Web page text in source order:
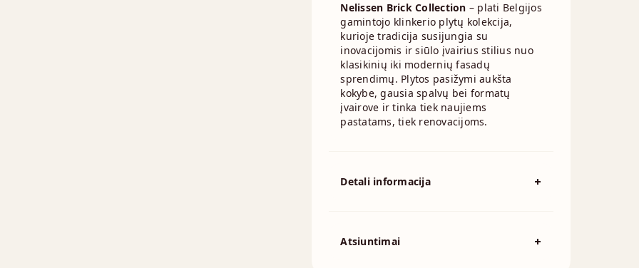
Nelissen Brick Collection – plati Belgijos
gamintojo klinkerio plytų kolekcija,
kurioje tradicija susijungia su
inovacijomis ir siūlo įvairius stilius nuo
klasikinių iki modernių fasadų
sprendimų. Plytos pasižymi aukšta
kokybe, gausia spalvų bei formatų
įvairove ir tinka tiek naujiems
pastatams, tiek renovacijoms.
Detali informacija
Atsiuntimai